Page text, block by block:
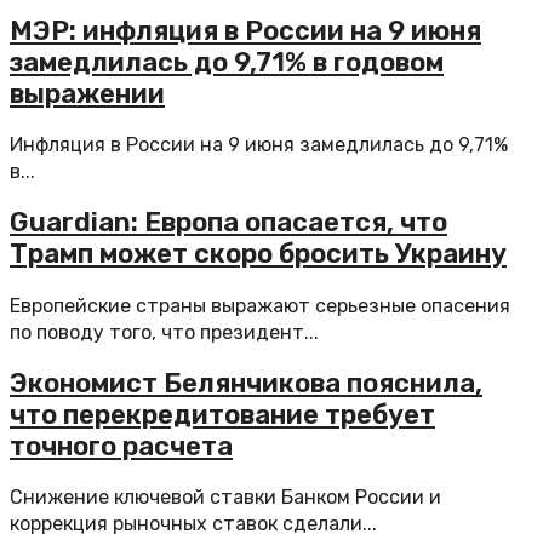
МЭР: инфляция в России на 9 июня
замедлилась до 9,71% в годовом
выражении
Инфляция в России на 9 июня замедлилась до 9,71%
в...
Guardian: Европа опасается, что
Трамп может скоро бросить Украину
Европейские страны выражают серьезные опасения
по поводу того, что президент...
Экономист Белянчикова пояснила,
что перекредитование требует
точного расчета
Снижение ключевой ставки Банком России и
коррекция рыночных ставок сделали...